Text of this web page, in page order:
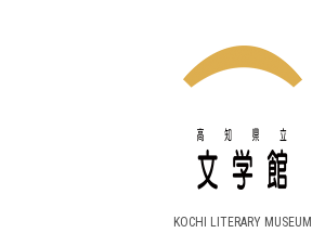
KOCHI LITERARY MUSEUM